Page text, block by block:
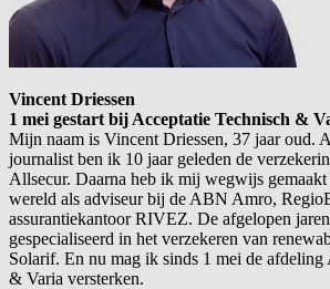
Vincent Driessen
1 mei gestart bij Acceptatie Technisch &
Mijn naam is Vincent Driessen, 37 jaar oud.
journalist ben ik 10 jaar geleden de
Allsecur. Daarna heb ik mij wegwijs
wereld als adviseur bij de ABN Amro,
assurantiekantoor RIVEZ. De afgelopen
gespecialiseerd in het verzekeren van
Solarif. En nu mag ik sinds 1 mei de afdeling
& Varia versterken.